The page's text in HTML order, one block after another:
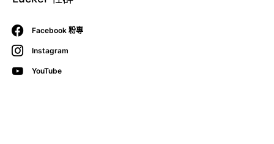
Facebook 粉專
Instagram
YouTube